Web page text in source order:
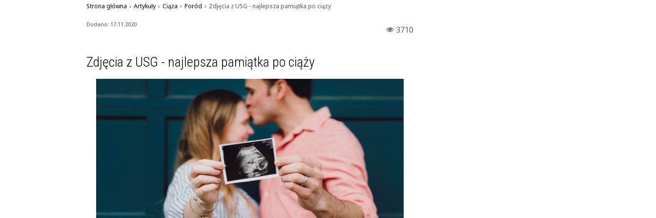
Strona główna › Artykuły › Ciąża › Poród › Zdjęcia z USG - najlepsza pamiątka po ciąży
3710
Dodano: 17.11.2020
Zdjęcia z USG - najlepsza pamiątka po ciąży